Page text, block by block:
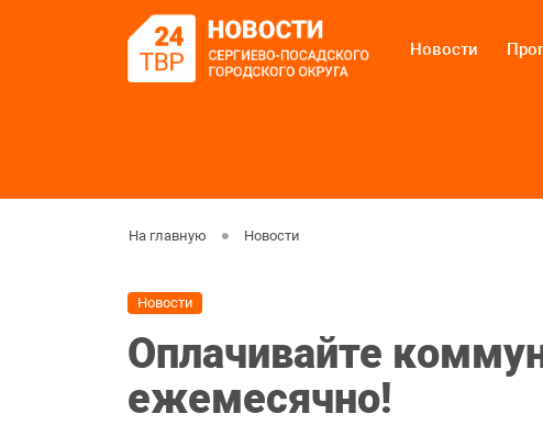
Новости
На главную Новости
Новости
Оплачивайте
ежемесячно!